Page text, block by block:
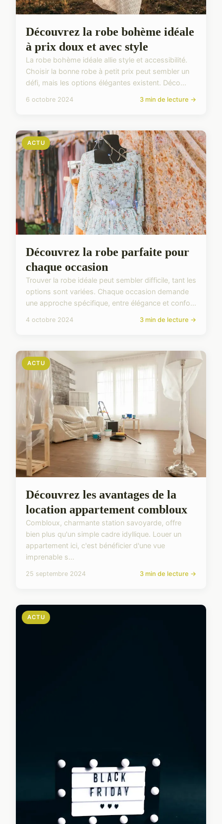
Découvrez la robe bohème idéale
à prix doux et avec style
La robe bohème idéale allie style et accessibilité.
Choisir la bonne robe à petit prix peut sembler un
défi, mais les options élégantes existent. Déco...
6 octobre 2024 3 min de lecture →
ACTU
Découvrez la robe parfaite pour
chaque occasion
Trouver la robe idéale peut sembler difficile, tant les
options sont variées. Chaque occasion demande
une approche spécifique, entre élégance et confo...
4 octobre 2024 3 min de lecture →
ACTU
Découvrez les avantages de la
location appartement combloux
Combloux, charmante station savoyarde, offre
bien plus qu'un simple cadre idyllique. Louer un
appartement ici, c'est bénéficier d'une vue
imprenable s...
25 septembre 2024 3 min de lecture →
ACTU